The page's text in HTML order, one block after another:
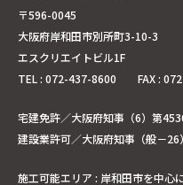
〒596-0045
大阪府岸和田市別所町3-10-3
エスクリエイトビル1F
TEL : 072-437-8600 FAX :
宅建免許／大阪府知事（6）第
建設業許可／大阪府知事（般－
施工可能エリア : 岸和田市を中心